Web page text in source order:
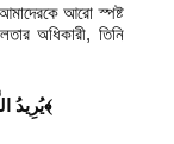
আরো স্পষ্ট
অধিকারী, তিনি
﴿يُرِيدُ اللَّهُ بِكُمُ الْيُسْرَ وَلَا يُرِيدُ بِكُمُ الْعُسْرَ﴾